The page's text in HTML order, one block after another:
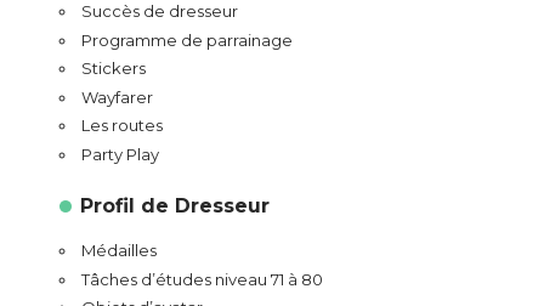
Succès de dresseur
Programme de parrainage
Stickers
Wayfarer
Les routes
Party Play
Profil de Dresseur
Médailles
Tâches d’études niveau 71 à 80